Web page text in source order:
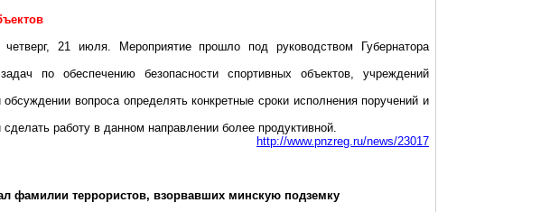
четверг, 21 июля. Мероприятие прошло под руководством Губернатора
по обеспечению безопасности спортивных объектов, учреждений
вопроса определять конкретные сроки исполнения поручений и
работу в данном направлении более продуктивной.
http://www.pnzreg.ru/news/23017
фамилии террористов, взорвавших минскую подземку